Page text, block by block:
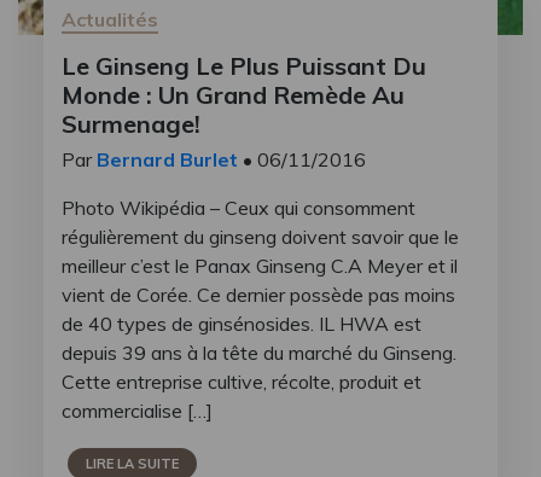
Actualités
Le Ginseng Le Plus Puissant Du
Monde : Un Grand Remède Au
Surmenage!
Par Bernard Burlet • 06/11/2016
Photo Wikipédia – Ceux qui consomment
régulièrement du ginseng doivent savoir que le
meilleur c’est le Panax Ginseng C.A Meyer et il
vient de Corée. Ce dernier possède pas moins
de 40 types de ginsénosides. IL HWA est
depuis 39 ans à la tête du marché du Ginseng.
Cette entreprise cultive, récolte, produit et
commercialise […]
LIRE LA SUITE